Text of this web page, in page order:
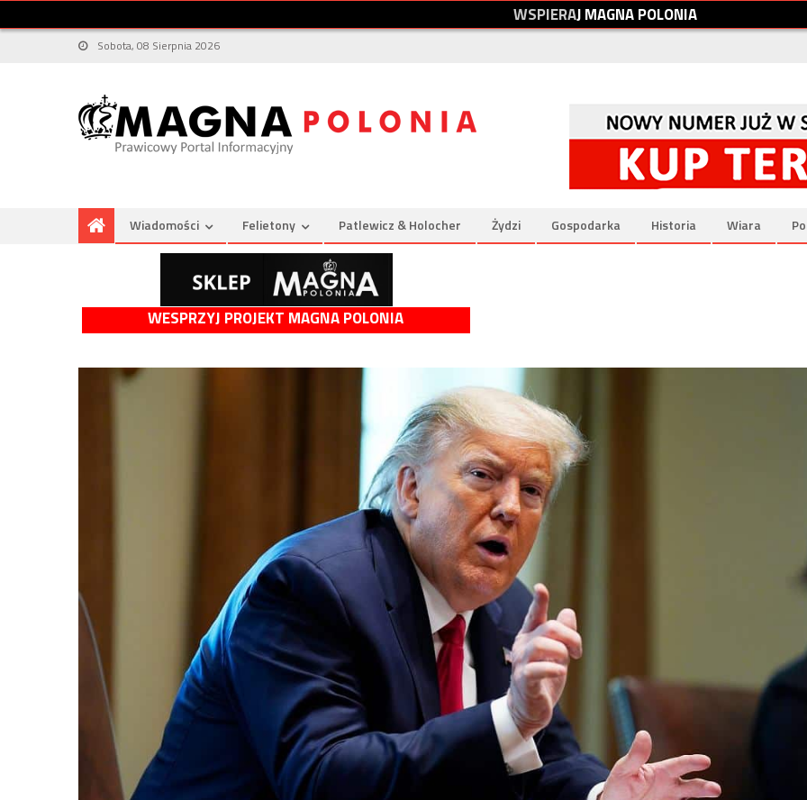
WSPIERAJMAGNAPOLONIA
Sobota, 08 Sierpnia 2026
Wiadomości Felietony Patlewicz & Holocher Żydzi Gospodarka Historia Wiara
WESPRZYJ PROJEKT MAGNA POLONIA